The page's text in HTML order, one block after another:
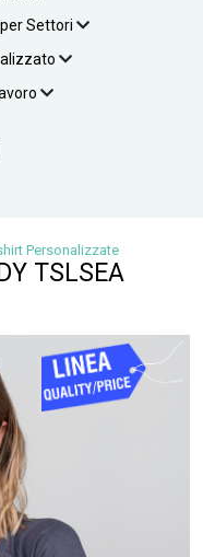
Settori
Personalizzate
TSLSEA